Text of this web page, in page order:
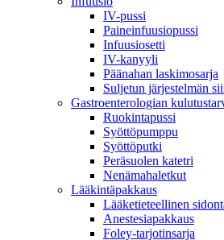
IV-pussi
Paineinfuusiopussi
Infuusiosetti
IV-kanyyli
Päänahan laskimosarja
Suljetun järjestelmän
Gastroenterologian
Ruokintapussi
Syöttöpumppu
Syöttöputki
Peräsuolen katetri
Nenämahaletkut
Lääkintäpakkaus
Lääketieteellinen
Anestesiapakkaus
Foley-tarjotinsarja